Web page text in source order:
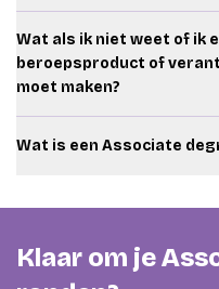
begeleiding af op jouw
specifieke onderdelen,
onderbouwing, methode
Wat als ik niet weet of ik
beroepsproduct of
moet maken?
rubric of handleiding
Wat is een Associate
scriptie, maar een
verbeterplan of
vorm verschilt per
Klaar om je